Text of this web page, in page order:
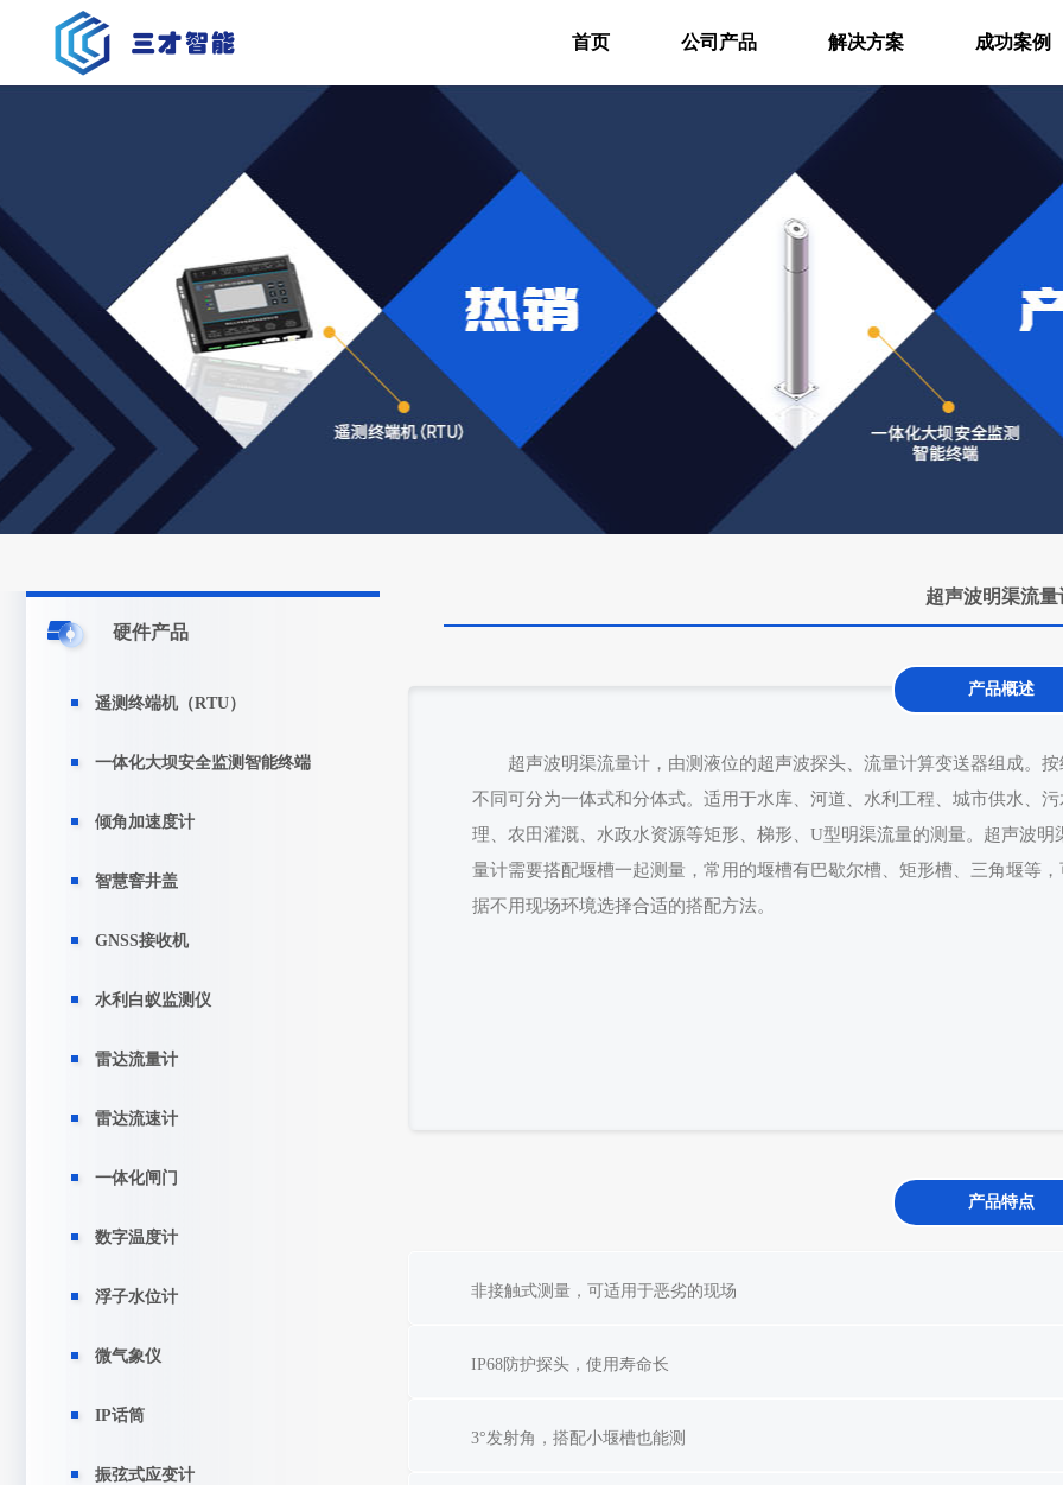
首页 公司产品 解决方案 成功案例
硬件产品
遥测终端机（RTU）
一体化大坝安全监测智能终端
倾角加速度计
智慧窨井盖
GNSS接收机
水利白蚁监测仪
雷达流量计
雷达流速计
一体化闸门
数字温度计
浮子水位计
微气象仪
IP话筒
振弦式应变计
超声波明渠流量
产品概述
超声波明渠流量计，由测液位的超声波探头、流量计算变送器组成。
不同可分为一体式和分体式。适用于水库、河道、水利工程、城市供水、污
理、农田灌溉、水政水资源等矩形、梯形、U型明渠流量的测量。超声波明
量计需要搭配堰槽一起测量，常用的堰槽有巴歇尔槽、矩形槽、三角堰等，
据不用现场环境选择合适的搭配方法。
产品特点
非接触式测量，可适用于恶劣的现场
IP68防护探头，使用寿命长
3°发射角，搭配小堰槽也能测